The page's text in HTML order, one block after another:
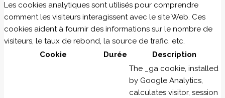
Les cookies analytiques sont utilisés pour comprendre
comment les visiteurs interagissent avec le site Web. Ces
cookies aident à fournir des informations sur le nombre de
visiteurs, le taux de rebond, la source de trafic, etc.
Cookie
Durée Description
The _ga cookie, installed
by Google Analytics,
calculates visitor, session